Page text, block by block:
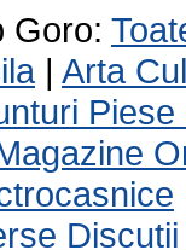
Goro:
| Arta
Discutii